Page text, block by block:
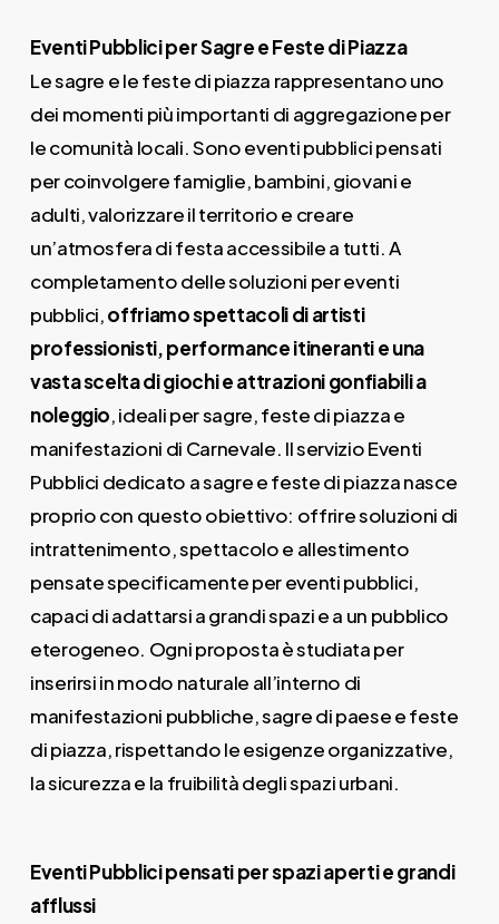
Eventi Pubblici per Sagre e Feste di Piazza
Le sagre e le feste di piazza rappresentano uno
dei momenti più importanti di aggregazione per
le comunità locali. Sono eventi pubblici pensati
per coinvolgere famiglie, bambini, giovani e
adulti, valorizzare il territorio e creare
un’atmosfera di festa accessibile a tutti. A
completamento delle soluzioni per eventi
pubblici,offriamo spettacoli di artisti
professionisti, performance itineranti e una
vasta scelta di giochi e attrazioni gonfiabili a
noleggio, ideali per sagre, feste di piazza e
manifestazioni di Carnevale. Il servizio Eventi
Pubblici dedicato a sagre e feste di piazza nasce
proprio con questo obiettivo: offrire soluzioni di
intrattenimento, spettacolo e allestimento
pensate specificamente per eventi pubblici,
capaci di adattarsi a grandi spazi e a un pubblico
eterogeneo. Ogni proposta è studiata per
inserirsi in modo naturale all’interno di
manifestazioni pubbliche, sagre di paese e feste
di piazza, rispettando le esigenze organizzative,
la sicurezza e la fruibilità degli spazi urbani.
Eventi Pubblici pensati per spazi aperti e grandi
afflussi